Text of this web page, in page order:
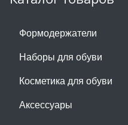
Формодержатели
Наборы для обуви
Косметика для обуви
Аксессуары